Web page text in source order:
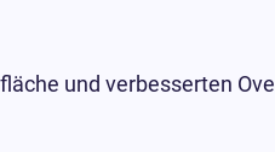
und verbesserten